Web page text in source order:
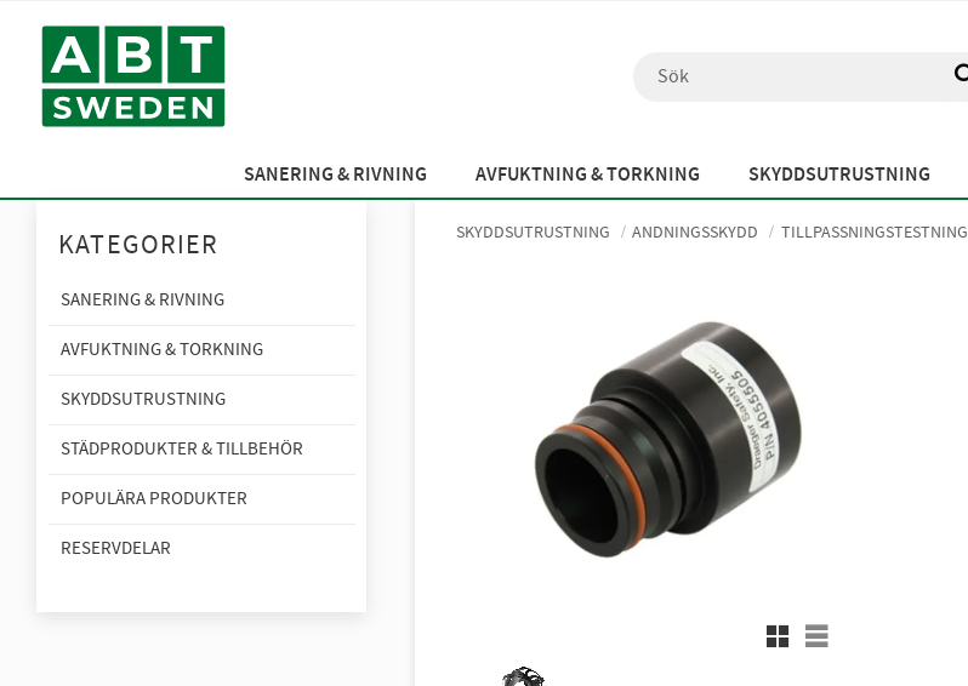
SANERING & RIVNING AVFUKTNING & TORKNING SKYDDSUTRUSTNING
SKYDDSUTRUSTNING ANDNINGSSKYDD TILLPASSNINGSTESTNING
Rutnätsvy
Listvy
KATEGORIER
SANERING & RIVNING
AVFUKTNING & TORKNING
SKYDDSUTRUSTNING
STÄDPRODUKTER & TILLBEHÖR
POPULÄRA PRODUKTER
RESERVDELAR